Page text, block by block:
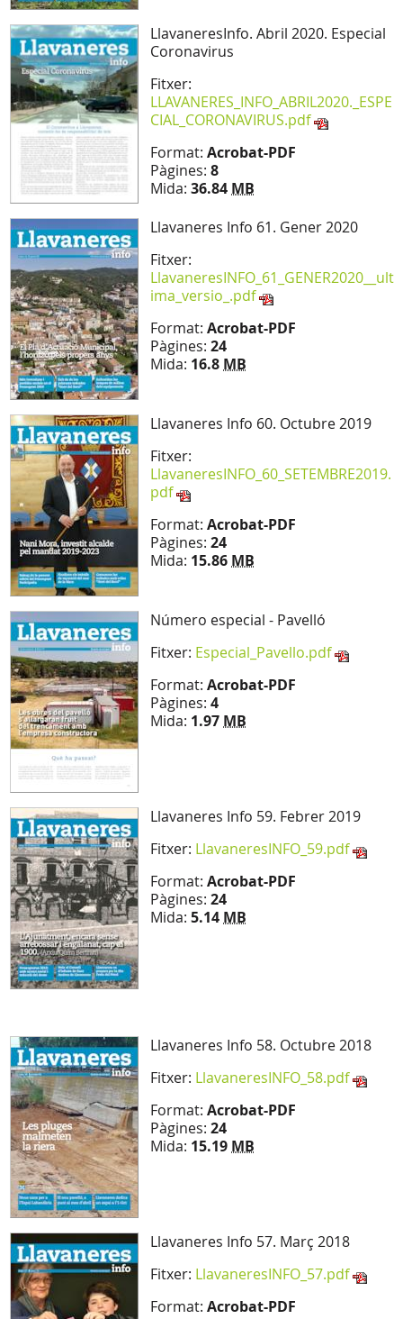
LlavaneresInfo. Abril 2020. Especial
Coronavirus
Fitxer:
LLAVANERES_INFO_ABRIL2020._ESPE
CIAL_CORONAVIRUS.pdf
Format: Acrobat-PDF
Pàgines: 8
Mida: 36.84 MB
Llavaneres Info 61. Gener 2020
Fitxer:
LlavaneresINFO_61_GENER2020__ult
ima_versio_.pdf
Format: Acrobat-PDF
Pàgines: 24
Mida: 16.8 MB
Llavaneres Info 60. Octubre 2019
Fitxer:
LlavaneresINFO_60_SETEMBRE2019.
pdf
Format: Acrobat-PDF
Pàgines: 24
Mida: 15.86 MB
Número especial - Pavelló
Fitxer: Especial_Pavello.pdf
Format: Acrobat-PDF
Pàgines: 4
Mida: 1.97 MB
Llavaneres Info 59. Febrer 2019
Fitxer: LlavaneresINFO_59.pdf
Format: Acrobat-PDF
Pàgines: 24
Mida: 5.14 MB
Llavaneres Info 58. Octubre 2018
Fitxer: LlavaneresINFO_58.pdf
Format: Acrobat-PDF
Pàgines: 24
Mida: 15.19 MB
Llavaneres Info 57. Març 2018
Fitxer: LlavaneresINFO_57.pdf
Format: Acrobat-PDF